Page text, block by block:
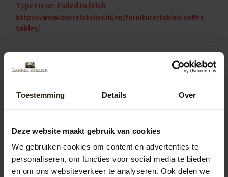
Toestemming Details Over
Deze website maakt gebruik van cookies
We gebruiken cookies om content en advertenties te
personaliseren, om functies voor social media te bieden
en om ons websiteverkeer te analyseren. Ook delen we
TypeError: Failed to fetch
https://www.barrelatelier.nl/en/furniture/tables/coffee-
tables/
Vragen over dit product?
info@barrelatelier.nl
038 - 3760185 . We helpen je graag!
Recently viewed